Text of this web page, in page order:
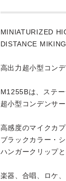
MINIATURIZED
DISTANCE MIKING
高出力超小型コン
M1255Bは、ステ
超小型コンデンサ
高感度のマイクカ
ブラックカラー・
ハンガークリップ
楽器、合唱、ロケ